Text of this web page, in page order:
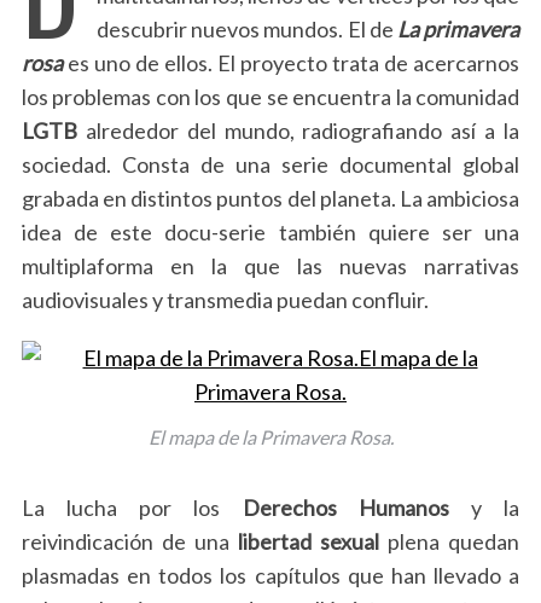
descubrir nuevos mundos. El de Laprimavera
rosaes uno de ellos. El proyecto trata de acercarnos
los problemas con los que se encuentra la comunidad
LGTBalrededor del mundo, radiografiando así a la
sociedad. Consta de una serie documental global
grabada en distintos puntos del planeta. La ambiciosa
idea de este docu-serie también quiere ser una
multiplaforma en la que las nuevas narrativas
audiovisuales y transmedia puedan confluir.
El mapa de la Primavera Rosa.
La lucha por los Derechos Humanosy la
reivindicación de una libertad sexual plena quedan
plasmadas en todos los capítulos que han llevado a